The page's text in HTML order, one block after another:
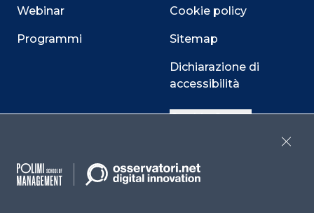
Webinar
Programmi
Cookie policy
Sitemap
Dichiarazione di
accessibilità
Cookie Center
Facebook LinkedIn